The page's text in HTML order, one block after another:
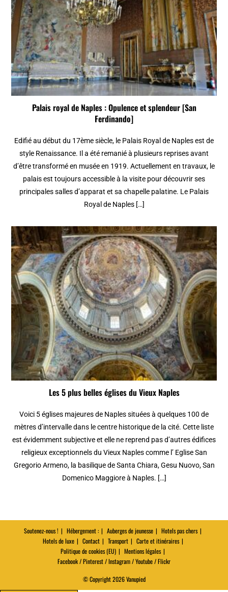
Palais royal de Naples : Opulence et splendeur [San
Ferdinando]
Edifié au début du 17ème siècle, le Palais Royal de Naples est de
style Renaissance. Il a été remanié à plusieurs reprises avant
d’être transformé en musée en 1919. Actuellement en travaux, le
palais est toujours accessible à la visite pour découvrir ses
principales salles d’apparat et sa chapelle palatine. Le Palais
Royal de Naples […]
Les 5 plus belles églises du Vieux Naples
Voici 5 églises majeures de Naples situées à quelques 100 de
mètres d’intervalle dans le centre historique de la cité. Cette liste
est évidemment subjective et elle ne reprend pas d’autres édifices
religieux exceptionnels du Vieux Naples comme l’ Eglise San
Gregorio Armeno, la basilique de Santa Chiara, Gesu Nuovo, San
Domenico Maggiore à Naples. […]
Soutenez-nous ! Hébergement : Auberges de jeunesse
Hotels pas chers
Hotels de luxe
Contact Transport
Carte et itinéraires
Politique de cookies (EU)
Mentions légales
Facebook / Pinterest / Instagram / Youtube / Flickr
© Copyright 2026 Vanupied